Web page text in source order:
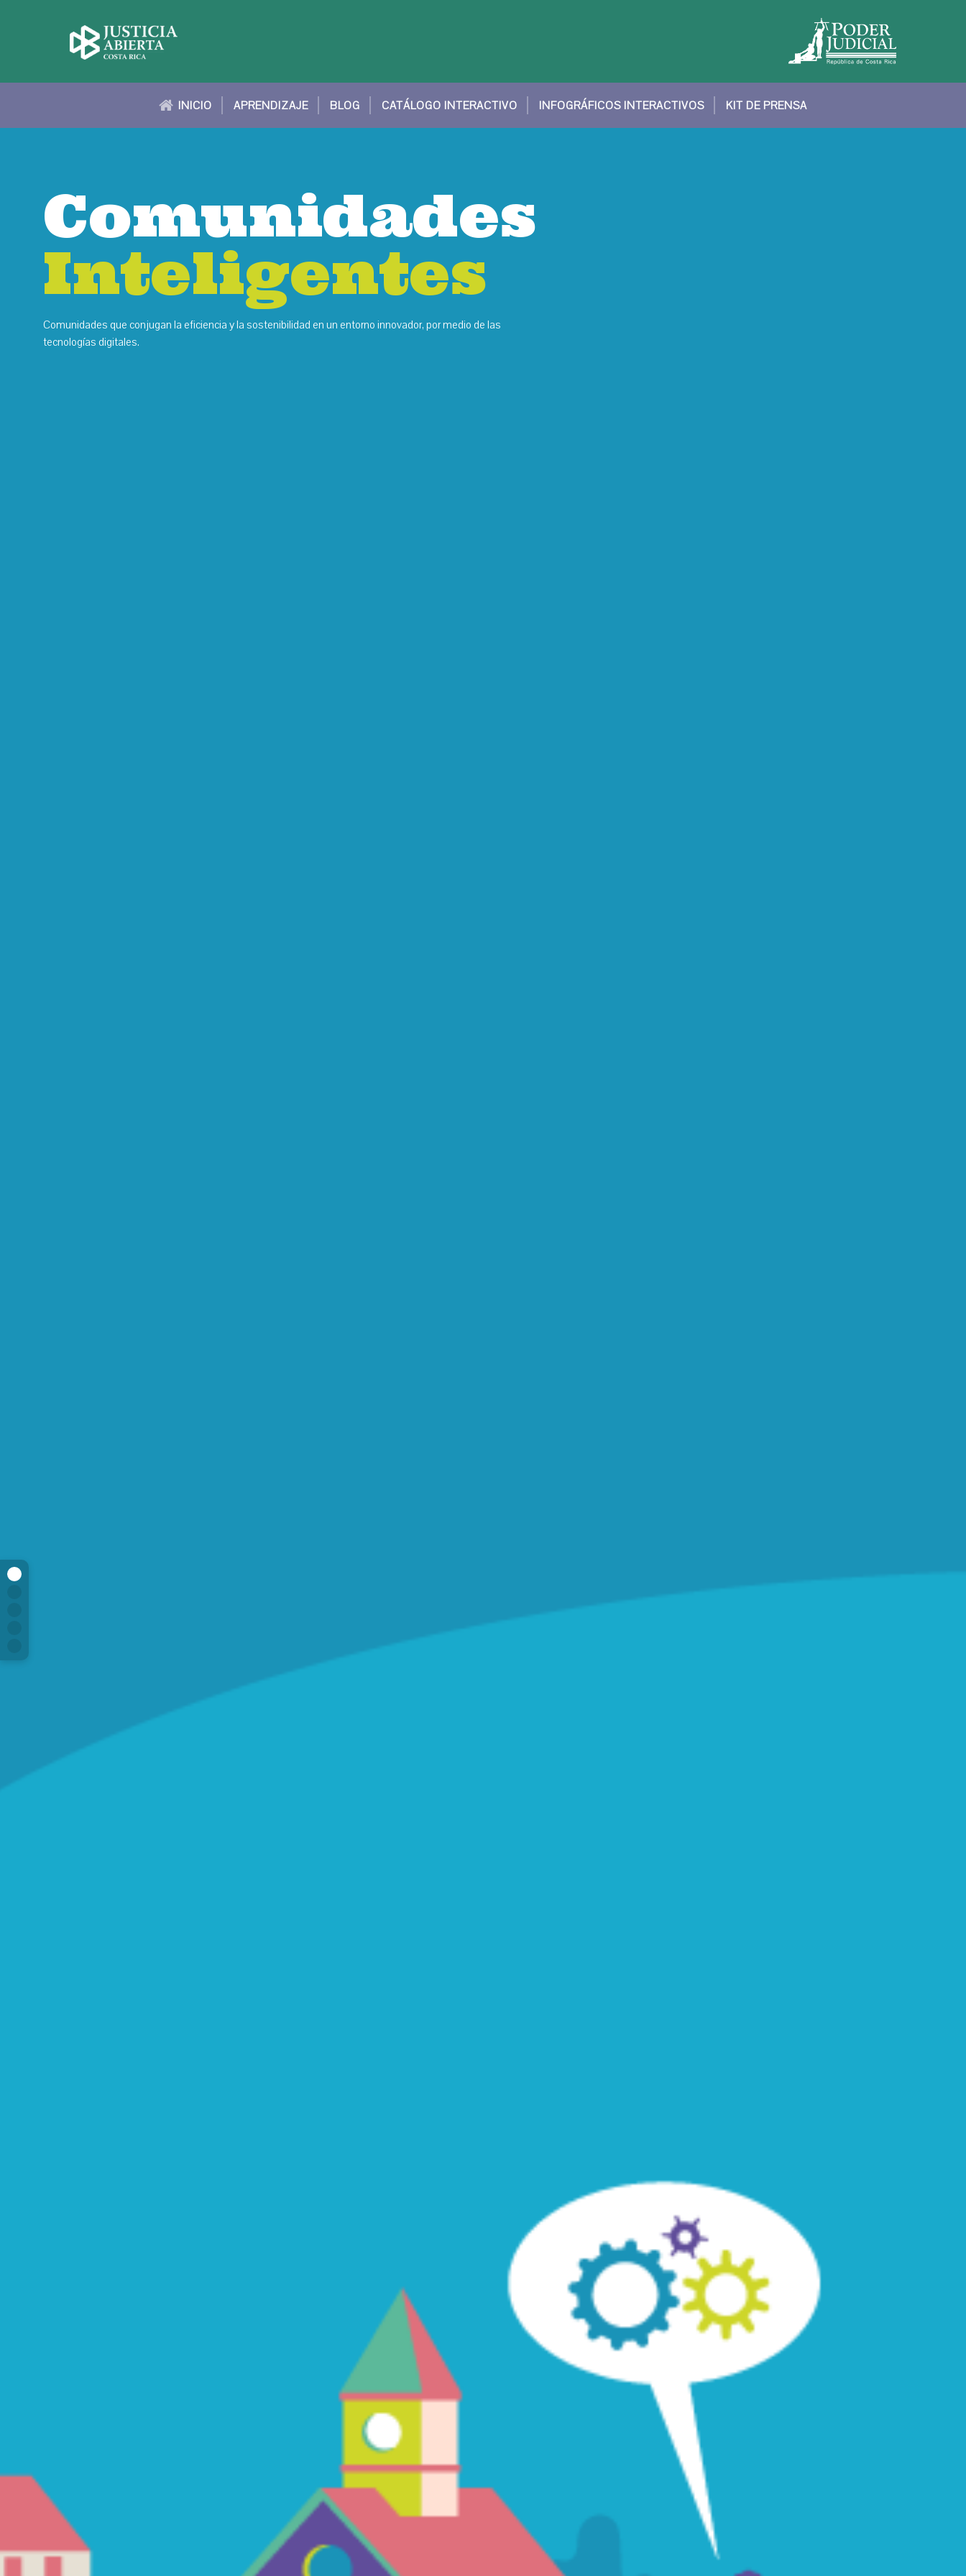
INICIO APRENDIZAJE BLOG CATÁLOGO INTERACTIVO INFOGRÁFICOS INTERACTIVOS KIT DE PRENSA
Comunidades
Inteligentes
Comunidades que conjugan la eficiencia y la sostenibilidad en un entorno innovador, por medio de las
tecnologías digitales.
Comunidades
Inteligentes
Inteligentes